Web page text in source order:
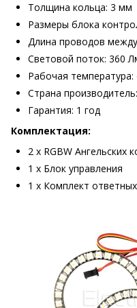
Толщина кольца: 3 мм
Размеры блока
Длина проводов
Световой поток: 360
Рабочая
Страна
Гарантия: 1 год
Комплектация:
2 х RGBW Ангельских
1 x Блок управления
1 х Комплект